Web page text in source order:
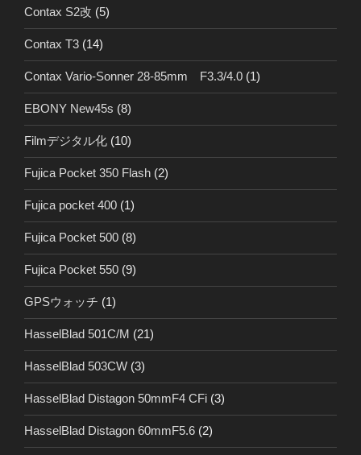
Contax S2改 (5)
Contax T3 (14)
Contax Vario-Sonner 28-85mm F3.3/4.0 (1)
EBONY New45s (8)
Filmデジタル化 (10)
Fujica Pocket 350 Flash (2)
Fujica pocket 400 (1)
Fujica Pocket 500 (8)
Fujica Pocket 550 (9)
GPSウォッチ (1)
HasselBlad 501C/M (21)
HasselBlad 503CW (3)
HasselBlad Distagon 50mmF4 CFi (3)
HasselBlad Distagon 60mmF5.6 (2)